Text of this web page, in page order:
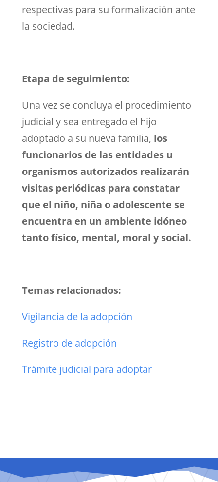
respectivas para su formalización ante
la sociedad.
Etapa de seguimiento:
Una vez se concluya el procedimiento
judicial y sea entregado el hijo
adoptado a su nueva familia, los
funcionarios de las entidades u
organismos autorizados realizarán
visitas periódicas para constatar
que el niño, niña o adolescente se
encuentra en un ambiente idóneo
tanto físico, mental, moral y social.
Temas relacionados:
Vigilancia de la adopción
Registro de adopción
Trámite judicial para adoptar